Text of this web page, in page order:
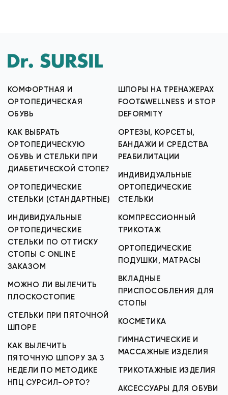
КОМФОРТНАЯ И
ОРТОПЕДИЧЕСКАЯ
ОБУВЬ
КАК ВЫБРАТЬ
ОРТОПЕДИЧЕСКУЮ
ОБУВЬ И СТЕЛЬКИ ПРИ
ДИАБЕТИЧЕСКОЙ СТОПЕ?
ОРТОПЕДИЧЕСКИЕ
СТЕЛЬКИ (СТАНДАРТНЫЕ)
ИНДИВИДУАЛЬНЫЕ
ОРТОПЕДИЧЕСКИЕ
СТЕЛЬКИ ПО ОТТИСКУ
СТОПЫ С ONLINE
ЗАКАЗОМ
МОЖНО ЛИ ВЫЛЕЧИТЬ
ПЛОСКОСТОПИЕ
СТЕЛЬКИ ПРИ ПЯТОЧНОЙ
ШПОРЕ
КАК ВЫЛЕЧИТЬ
ПЯТОЧНУЮ ШПОРУ ЗА 3
НЕДЕЛИ ПО МЕТОДИКЕ
НПЦ СУРСИЛ-ОРТО?
ШПОРЫ НА ТРЕНАЖЕРАХ
FOOT&WELLNESS И STOP
DEFORMITY
ОРТЕЗЫ, КОРСЕТЫ,
БАНДАЖИ И СРЕДСТВА
РЕАБИЛИТАЦИИ
ИНДИВИДУАЛЬНЫЕ
ОРТОПЕДИЧЕСКИЕ
СТЕЛЬКИ
КОМПРЕССИОННЫЙ
ТРИКОТАЖ
ОРТОПЕДИЧЕСКИЕ
ПОДУШКИ, МАТРАСЫ
ВКЛАДНЫЕ
ПРИСПОСОБЛЕНИЯ ДЛЯ
СТОПЫ
КОСМЕТИКА
ГИМНАСТИЧЕСКИЕ И
МАССАЖНЫЕ ИЗДЕЛИЯ
ТРИКОТАЖНЫЕ ИЗДЕЛИЯ
АКСЕССУАРЫ ДЛЯ ОБУВИ